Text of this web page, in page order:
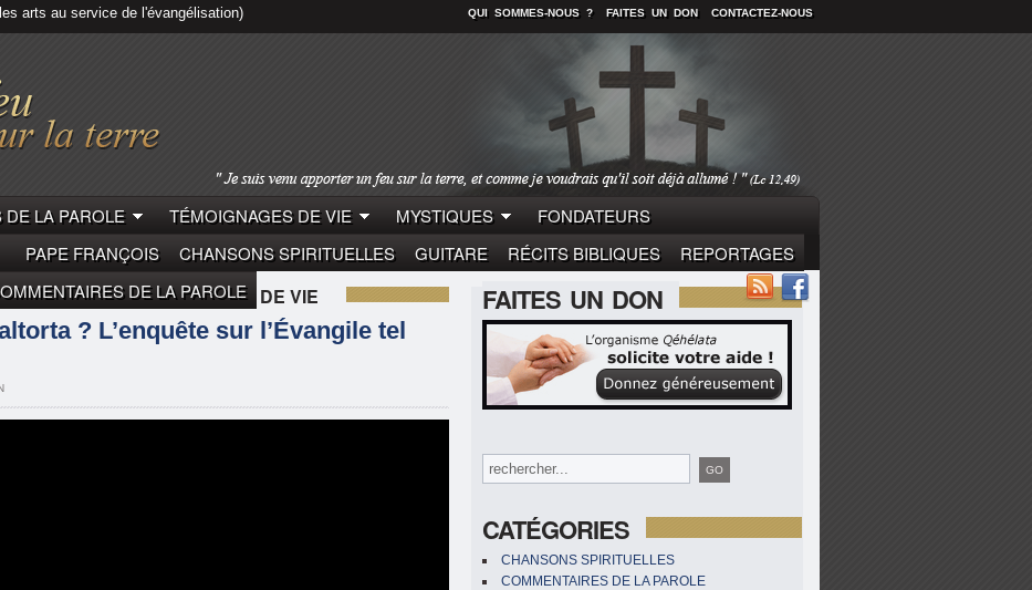
arts au service de l'évangélisation) QUI SOMMES-NOUS ? FAITES UN DON CONTACTEZ-NOUS
LA PAROLE TÉMOIGNAGES DE VIE MYSTIQUES
FONDATEURS
PAPE FRANÇOIS CHANSONS SPIRITUELLES GUITARE RÉCITS BIBLIQUES
REPORTAGES
DE LA PAROLE FAITES UN DON
CATÉGORIES
CHANSONS SPIRITUELLES
COMMENTAIRES DE LA PAROLE
MYSTIQUES TÉMOIGNAGES DE VIE
? L’enquête sur l’Évangile tel